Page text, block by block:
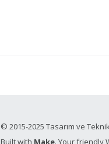
© 2015-2025 Tasarım ve
Built with Make. Your friendly